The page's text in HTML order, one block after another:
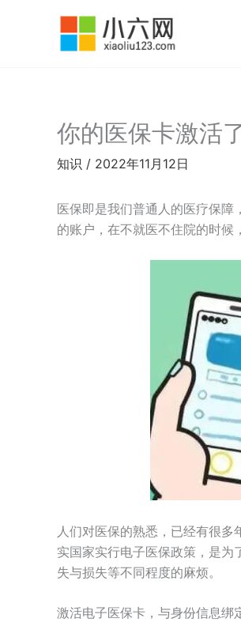
你的医保卡激活
知识 / 2022年11月12日
医保即是我们普通人的医疗保障
的账户，在不就医不住院的时候
人们对医保的熟悉，已经有很
实国家实行电子医保政策，是
失与损失等不同程度的麻烦。
激活电子医保卡，与身份信息绑